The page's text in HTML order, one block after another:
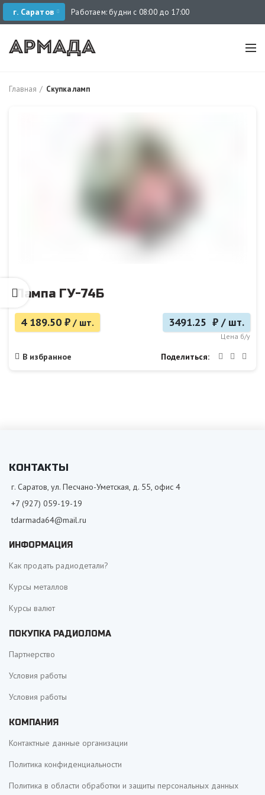
г. Саратов Работаем: будни с 08:00 до 17:00
Главная Скупка ламп
Лампа ГУ-74Б
4 189.50 ₽ / шт. 3491.25 ₽ / шт.
Цена б/у
В избранное Поделиться
КОНТАКТЫ
г. Саратов, ул. Песчано-Уметская, д. 55, офис 4
+7 (927) 059-19-19
tdarmada64@mail.ru
ИНФОРМАЦИЯ
Как продать радиодетали?
Курсы металлов
Курсы валют
ПОКУПКА РАДИОЛОМА
Партнерство
Условия работы
Условия работы
КОМПАНИЯ
Контактные данные организации
Политика конфиденциальности
Политика в области обработки и защиты персональных данных